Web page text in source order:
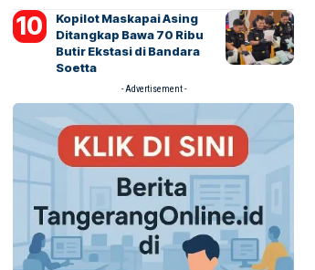
Kopilot Maskapai Asing
Ditangkap Bawa 70 Ribu
Butir Ekstasi di Bandara
Soetta
- Advertisement -